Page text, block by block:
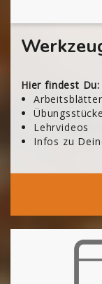
Hier findest Du:
Arbeitsblätter
Übungsstücke
Lehrvideos
Infos zu
[Cocoon] About